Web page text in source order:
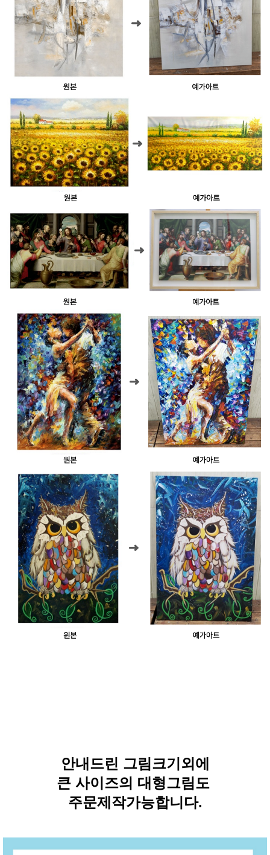
안내드린 그림크기외에
큰 사이즈의 대형그림도
주문제작가능합니다.